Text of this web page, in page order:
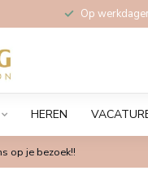
Op
HEREN
op je bezoek!!